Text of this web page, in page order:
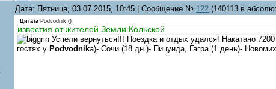
Дата: Пятница, 03.07.2015, 10:45 | Сообщение № 122 (140113 в
Цитата Podvodnik ()
известия от жителей Земли Кольской
Успели вернуться!!! Поездка и отдых удался! Накатано
гостях у Podvodnikа)- Сочи (18 дн.)- Пицунда, Гагра (1 день)-